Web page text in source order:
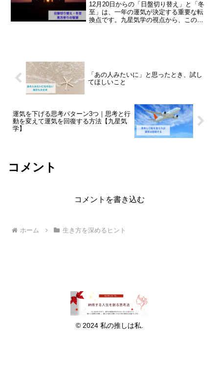
12月20日からの「日盤切り替え」と「冬
至」は、一年の運気が決定する重要な転
換点です。九星気学の視点から、この三
「あの人みたいに」と思ったとき、試し
てほしいこと
運気を下げる思考パターン3つ｜思考と行
動を変えて運気を回復する方法【九星気
学】
コメント
コメントを書き込む
ホーム 生き方を深めるヒント
© 2024 私の推しは私.